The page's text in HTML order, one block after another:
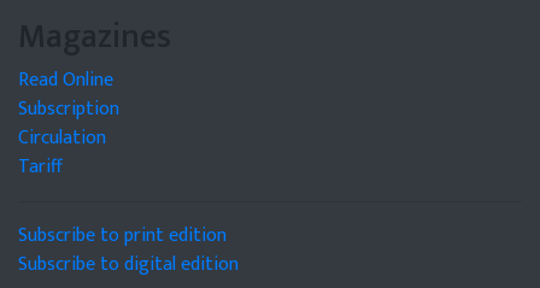
Magazines
Read Online
Subscription
Circulation
Tariff
Subscribe to print edition
Subscribe to digital edition